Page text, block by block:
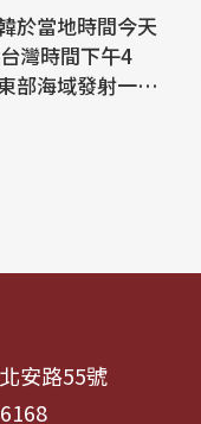
於當地時間今天
灣時間下午4
部海域發射一枚
今年以來已進行
安路55號